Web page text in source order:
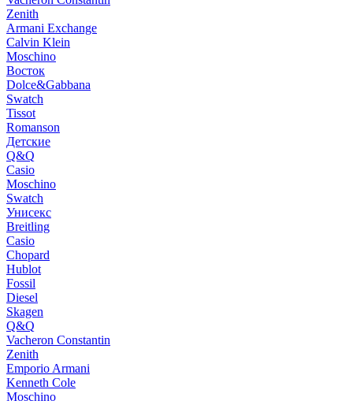
Zenith
Armani Exchange
Calvin Klein
Moschino
Восток
Dolce&Gabbana
Swatch
Tissot
Romanson
Детские
Q&Q
Casio
Moschino
Swatch
Унисекс
Breitling
Casio
Chopard
Hublot
Fossil
Diesel
Skagen
Q&Q
Vacheron Constantin
Zenith
Emporio Armani
Kenneth Cole
Moschino